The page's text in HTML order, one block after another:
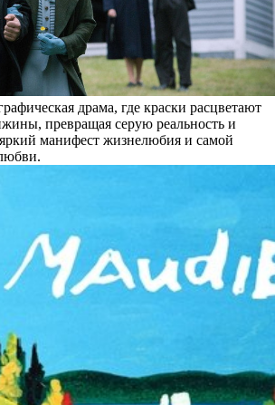
драма, где краски расцветают
превращая серую реальность и
манифест жизнелюбия и самой